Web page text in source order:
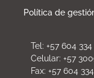
Política de
Tel: +57 604 334
Celular: +57
Fax: +57 604